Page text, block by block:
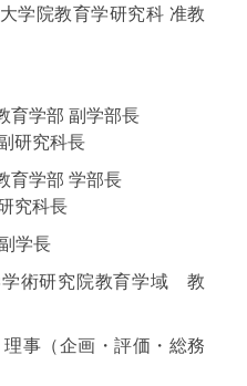
学院教育学研究科 准教
学部 副学部長
研究科長
学部 学部長
究科長
学長
術研究院教育学域 教
事（企画・評価・総務